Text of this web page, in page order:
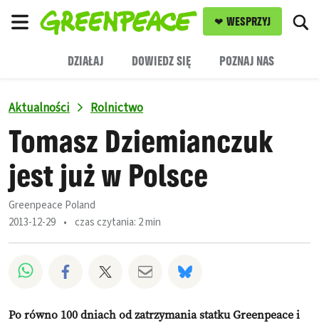
❤ WESPRZYJ
DZIAŁAJ DOWIEDZ SIĘ POZNAJ NAS
Aktualności Rolnictwo
Tomasz Dziemianczuk
jest już w Polsce
Greenpeace Poland
2013-12-29 • czas czytania: 2 min
Udostępnij w Whatsapp
Udostępnij w Facebook
Udostępnij w Twitter
Udostępnij przez Email
Udostępnij w
Po równo 100 dniach od zatrzymania statku Greenpeace i